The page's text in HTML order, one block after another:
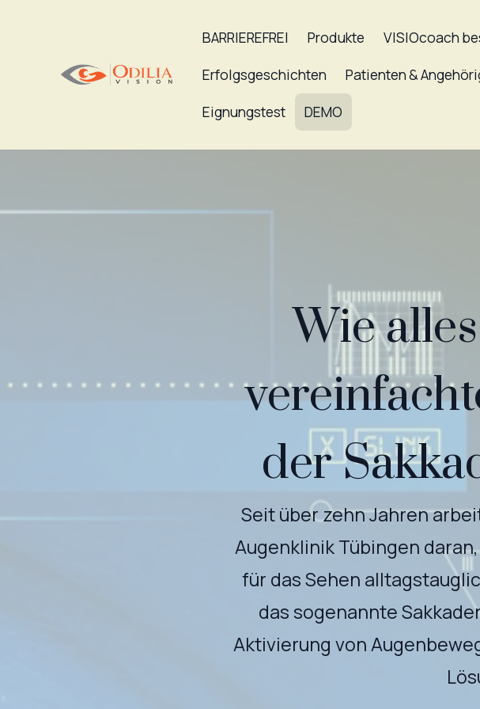
BARRIEREFREI Produkte VISIOcoach
Erfolgsgeschichten
Patienten &
Eignungstest
DEMO
Wie
der
Seit über zehn Jahren
Augenklinik Tübingen
für das Sehen
das sogenannte
Aktivierung von